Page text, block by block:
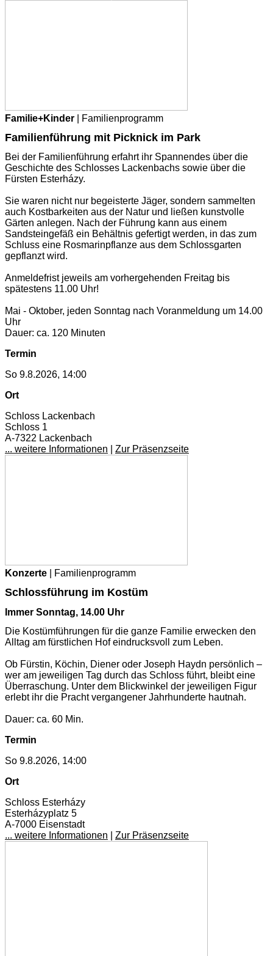
Familie+Kinder | Familienprogramm
Familienführung mit Picknick im Park
Bei der Familienführung erfahrt ihr Spannendes über die
Geschichte des Schlosses Lackenbachs sowie über die
Fürsten Esterházy.
Sie waren nicht nur begeisterte Jäger, sondern sammelten
auch Kostbarkeiten aus der Natur und ließen kunstvolle
Gärten anlegen. Nach der Führung kann aus einem
Sandsteingefäß ein Behältnis gefertigt werden, in das zum
Schluss eine Rosmarinpflanze aus dem Schlossgarten
gepflanzt wird.
Anmeldefrist jeweils am vorhergehenden Freitag bis
spätestens 11.00 Uhr!
Mai - Oktober, jeden Sonntag nach Voranmeldung um 14.00
Uhr
Dauer: ca. 120 Minuten
Termin
So 9.8.2026, 14:00
Ort
Schloss Lackenbach
Schloss 1
A-7322 Lackenbach
... weitere Informationen
Zur Präsenzseite
Konzerte | Familienprogramm
Schlossführung im Kostüm
Immer Sonntag, 14.00 Uhr
Die Kostümführungen für die ganze Familie erwecken den
Alltag am fürstlichen Hof eindrucksvoll zum Leben.
Ob Fürstin, Köchin, Diener oder Joseph Haydn persönlich –
wer am jeweiligen Tag durch das Schloss führt, bleibt eine
Überraschung. Unter dem Blickwinkel der jeweiligen Figur
erlebt ihr die Pracht vergangener Jahrhunderte hautnah.
Dauer: ca. 60 Min.
Termin
So 9.8.2026, 14:00
Ort
Schloss Esterházy
Esterházyplatz 5
A-7000 Eisenstadt
... weitere Informationen
Zur Präsenzseite